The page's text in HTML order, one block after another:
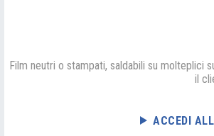
Film neutri o stampati, saldabili su molteplici
il
ACCEDI